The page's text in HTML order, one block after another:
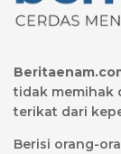
tidak memihak
terikat dari
Berisi orang-